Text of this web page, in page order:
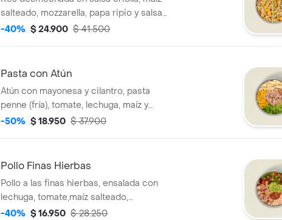
salteado, mozzarella, papa ripio y salsa
MUY.
-40% $ 24.900 $ 41.500
Pasta con Atún
Atún con mayonesa y cilantro, pasta
penne (fría), tomate, lechuga, maíz y
guacamole. *La bebida tiene un costo
-50% $ 18.950 $ 37.900
Pollo Finas Hierbas
Pollo a las finas hierbas, ensalada con
lechuga, tomate,maíz salteado,
guacamole, pico de gallo salsa MUY y
-40% $ 16.950 $ 28.250